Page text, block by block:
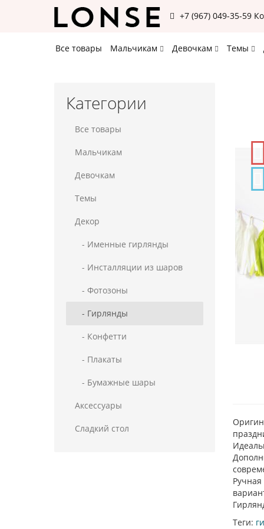
+7 (967) 049-35-59
Все товары Мальчикам Девочкам Темы
Категории
Все товары
Мальчикам
Девочкам
Темы
Декор
- Именные гирлянды
- Инсталляции из шаров
- Фотозоны
- Гирлянды
- Конфетти
- Плакаты
- Бумажные шары
Аксессуары
Сладкий стол
Теги: